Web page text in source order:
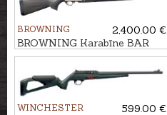
BROWNING
2,400.00 €
BROWNING Karabīne BAR
4X Ultimate Brown/Black kal.
30-06 M14x1
WINCHESTER
599.00 €